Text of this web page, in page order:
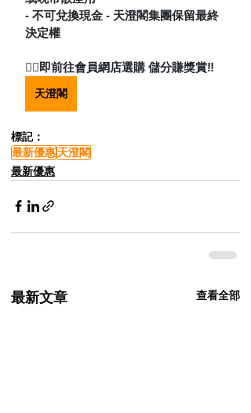
- 不可兌換現金 - 天澄閣集團保留最終
決定權
👇🏻即前往會員網店選購 儲分賺獎賞‼️
天澄閣
標記：
最新優惠天澄閣
最新優惠
最新文章 查看全部